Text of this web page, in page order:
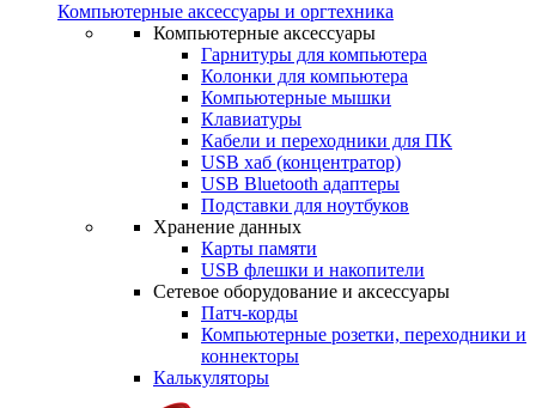
Компьютерные аксессуары и оргтехника
Компьютерные аксессуары
Гарнитуры для компьютера
Колонки для компьютера
Компьютерные мышки
Клавиатуры
Кабели и переходники для ПК
USB хаб (концентратор)
USB Bluetooth адаптеры
Подставки для ноутбуков
Хранение данных
Карты памяти
USB флешки и накопители
Сетевое оборудование и аксессуары
Патч-корды
Компьютерные розетки, переходники и
коннекторы
Калькуляторы